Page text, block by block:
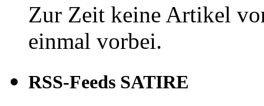
Zur Zeit keine Artikel
einmal vorbei.
RSS-Feeds SATIRE